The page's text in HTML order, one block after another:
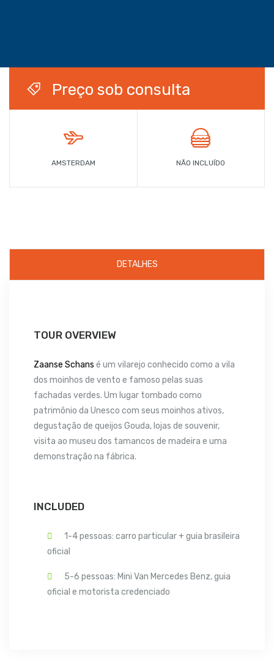
Preço sob consulta
AMSTERDAM NÃO INCLUÍDO
DETALHES
TOUR OVERVIEW
Zaanse Schans é um vilarejo conhecido como a vila
dos moinhos de vento e famoso pelas suas
fachadas verdes. Um lugar tombado como
patrimônio da Unesco com seus moinhos ativos,
degustação de queijos Gouda, lojas de souvenir,
visita ao museu dos tamancos de madeira e uma
demonstração na fábrica.
INCLUDED
1-4 pessoas: carro particular + guia brasileira
oficial
5-6 pessoas: Mini Van Mercedes Benz, guia
oficial e motorista credenciado